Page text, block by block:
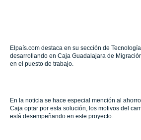
Elpaís.com destaca en su sección de
desarrollando en Caja Guadalajara de
en el puesto de trabajo.
En la noticia se hace especial mención al
Caja optar por esta solución, los motivos del
está desempeñando en este proyecto.